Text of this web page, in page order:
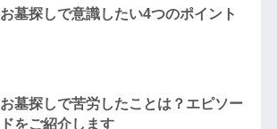
お墓探しで意識したい4つのポイント
お墓探しで苦労したことは？エピソー
ドをご紹介します